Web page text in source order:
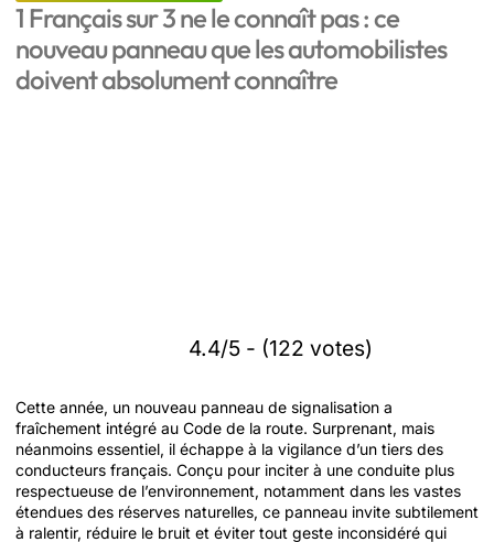
1 Français sur 3 ne le connaît pas : ce
nouveau panneau que les automobilistes
doivent absolument connaître
4.4/5 - (122 votes)
Cette année, un nouveau panneau de signalisation a
fraîchement intégré au Code de la route. Surprenant, mais
néanmoins essentiel, il échappe à la vigilance d’un tiers des
conducteurs français. Conçu pour inciter à une conduite plus
respectueuse de l’environnement, notamment dans les vastes
étendues des réserves naturelles, ce panneau invite subtilement
à ralentir, réduire le bruit et éviter tout geste inconsidéré qui